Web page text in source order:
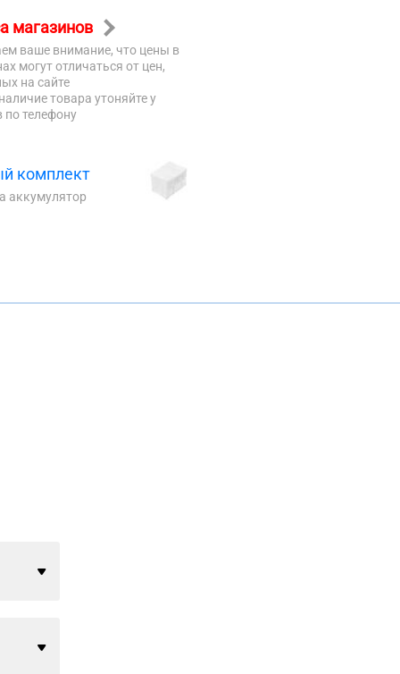
магазинов
ваше внимание, что цены в
могут отличаться от цен,
на сайте
товара утоняйте у
по телефону
комплект
аккумулятор